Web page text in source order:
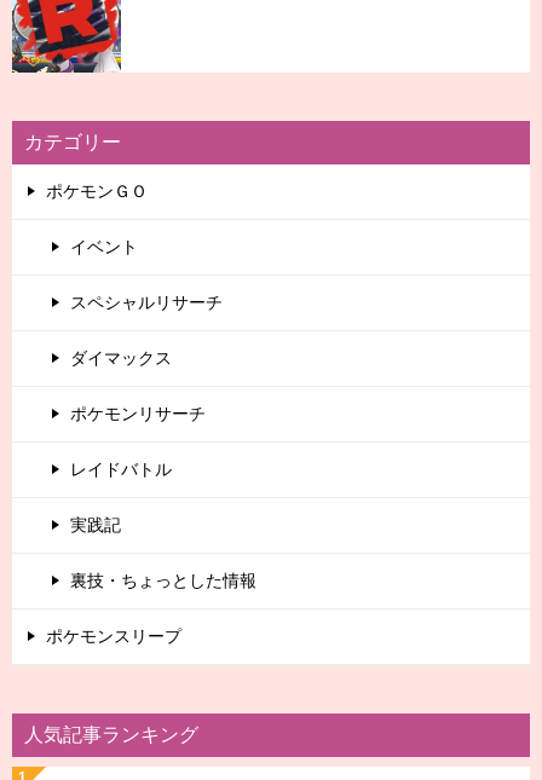
カテゴリー
ポケモンＧＯ
イベント
スペシャルリサーチ
ダイマックス
ポケモンリサーチ
レイドバトル
実践記
裏技・ちょっとした情報
ポケモンスリープ
人気記事ランキング